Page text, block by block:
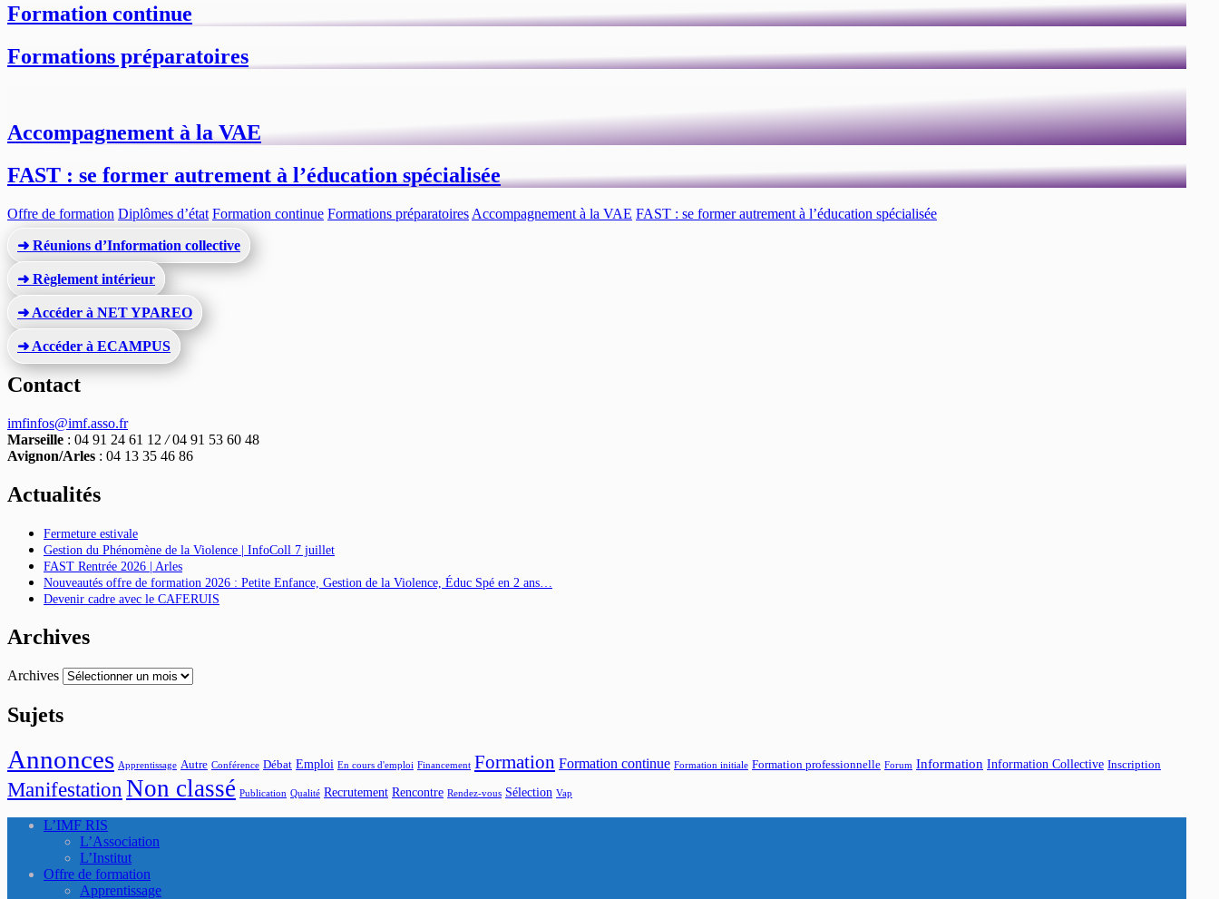
Formation continue
Formations préparatoires
Accompagnement à la VAE
FAST : se former autrement à l’éducation spécialisée
Offre de formation Diplômes d’état Formation continue Formations préparatoires Accompagnement à la VAE FAST : se former autrement à l’éducation spécialisée
➜ Réunions d’Information collective
➜ Règlement intérieur
➜ Accéder à NET YPAREO
➜ Accéder à ECAMPUS
Contact
imfinfos@imf.asso.fr
Marseille : 04 91 24 61 12 /04 91 53 60 48
Avignon/Arles : 04 13 35 46 86
Actualités
Fermeture estivale
Gestion du Phénomène de la Violence | InfoColl 7 juillet
FAST Rentrée 2026 | Arles
Nouveautés offre de formation 2026 : Petite Enfance, Gestion de la Violence, Éduc Spé en 2 ans…
Devenir cadre avec le CAFERUIS
Archives
Archives
Sujets
Annonces Apprentissage Autre Conférence Débat Emploi En cours d'emploi Financement Formation Formation continue Formation initiale Formation professionnelle Forum Information Information Collective Inscription
Manifestation Non classé Publication Qualité Recrutement Rencontre Rendez-vous Sélection Vap
L’IMF RIS
L’Association
L’Institut
Offre de formation
Apprentissage